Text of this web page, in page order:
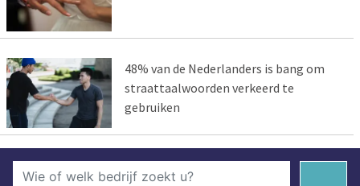
48% van de Nederlanders is bang om
straattaalwoorden verkeerd te
gebruiken